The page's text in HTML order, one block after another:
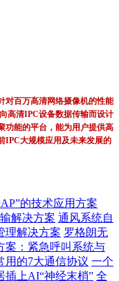
对百万高清网络摄像机的性能
高清IPC设备数据传输而设计
功能的平台，能为用户提供高
IPC大规模应用及未来发展的
的技术应用方案
解决方案 通风系统自
理解决方案 罗格朗无
案：紧急呼叫系统与
用的7大通信协议 一个
插上AI“神经末梢” 全